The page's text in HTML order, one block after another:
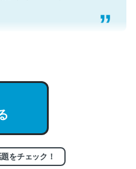
な良記事。/続編来た
entry/2023/03/27
察（１） - conceptualization
をチェック！